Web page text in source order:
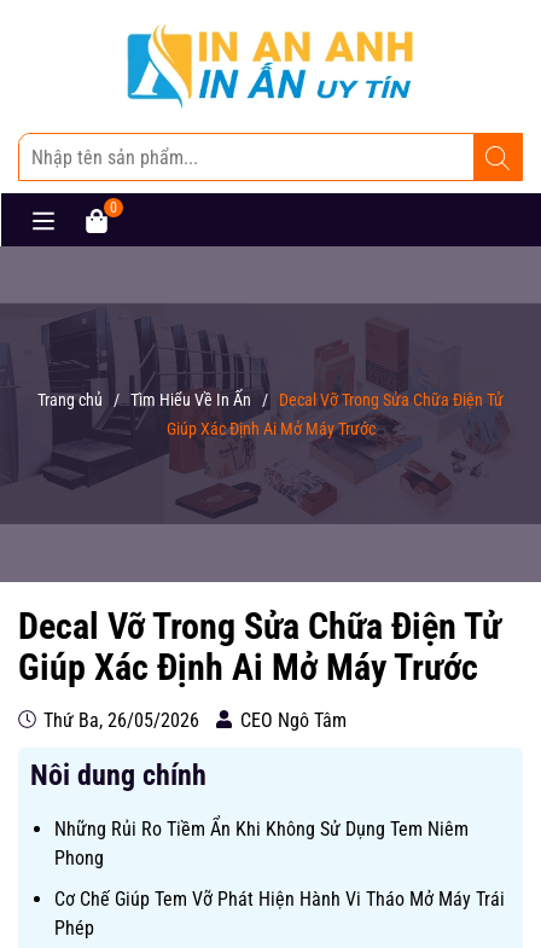
0
Trang chủ / Tìm Hiểu Về In Ấn /
Decal Vỡ Trong Sửa Chữa Điện Tử
Giúp Xác Định Ai Mở Máy Trước
Decal Vỡ Trong Sửa Chữa Điện Tử
Giúp Xác Định Ai Mở Máy Trước
Thứ Ba, 26/05/2026 CEO Ngô Tâm
Nôi dung chính
Những Rủi Ro Tiềm Ẩn Khi Không Sử Dụng Tem Niêm
Phong
Cơ Chế Giúp Tem Vỡ Phát Hiện Hành Vi Tháo Mở Máy Trái
Phép